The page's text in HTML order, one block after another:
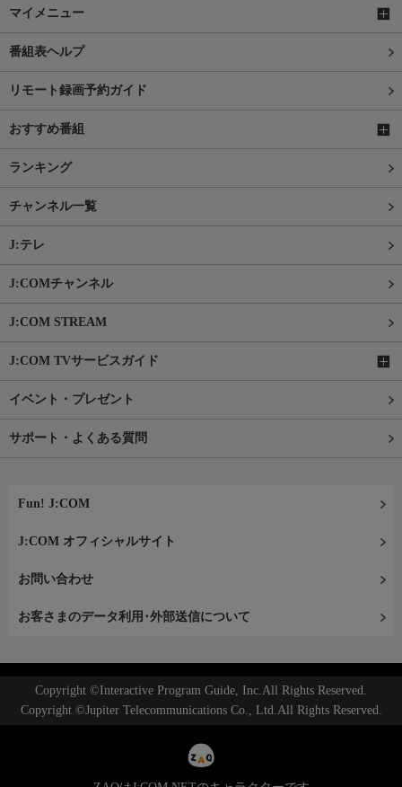
マイメニュー
番組表ヘルプ
リモート録画予約ガイド
おすすめ番組
ランキング
チャンネル一覧
J:テレ
J:COMチャンネル
J:COM STREAM
J:COM TVサービスガイド
イベント・プレゼント
サポート・よくある質問
Fun! J:COM
J:COM オフィシャルサイト
お問い合わせ
お客さまのデータ利用･外部送信について
Copyright ©Interactive Program Guide, Inc.All Rights Reserved.
Copyright ©Jupiter Telecommunications Co., Ltd.All Rights Reserved.